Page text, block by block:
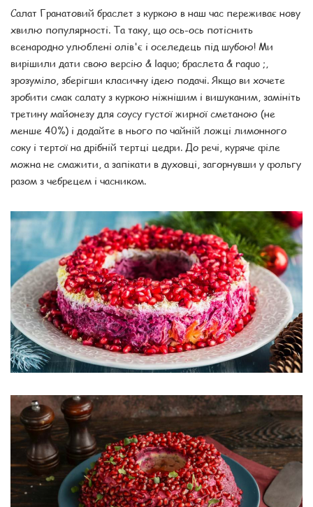
Салат Гранатовий браслет з куркою в наш час переживає нову
хвилю популярності. Та таку, що ось-ось потіснить
всенародно улюблені олів'є і оселедець під шубою! Ми
вирішили дати свою версію & laquo; браслета & raquo ;,
зрозуміло, зберігши класичну ідею подачі. Якщо ви хочете
зробити смак салату з куркою ніжнішим і вишуканим, замініть
третину майонезу для соусу густої жирної сметаною (не
менше 40%) і додайте в нього по чайній ложці лимонного
соку і тертої на дрібній тертці цедри. До речі, куряче філе
можна не смажити, а запікати в духовці, загорнувши у фольгу
разом з чебрецем і часником.